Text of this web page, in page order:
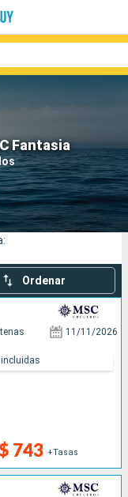
Fantasia
Compañías
Ordenar
11/11/2026
743 +Tasas